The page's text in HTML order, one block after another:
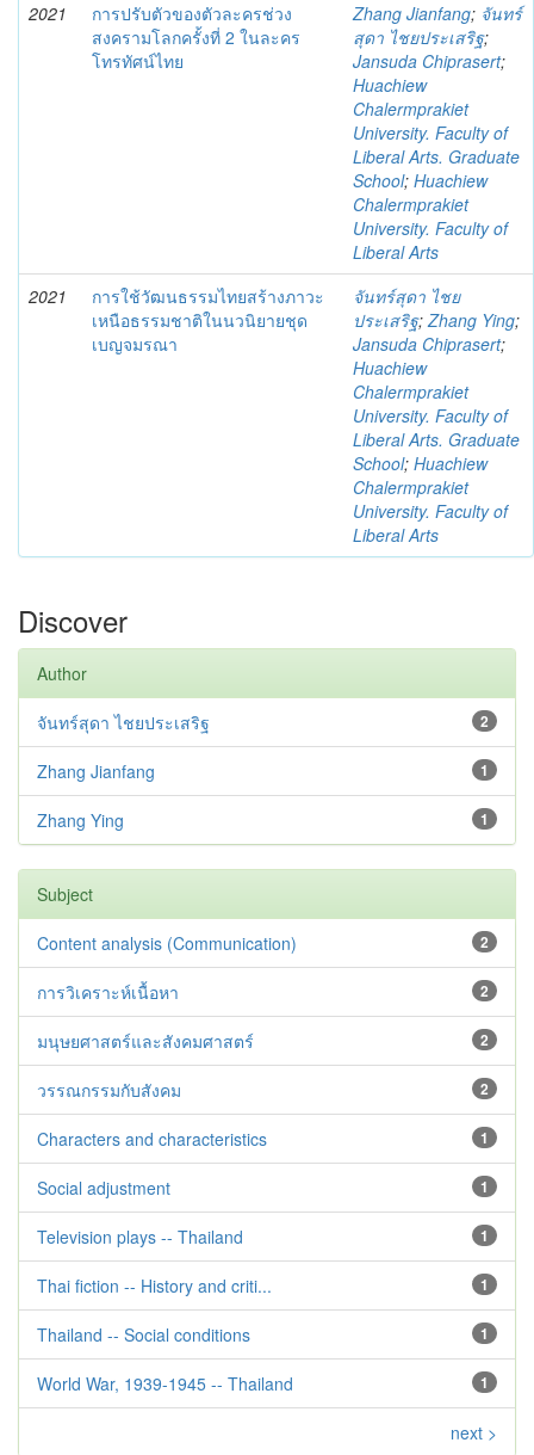
2021
การปรับตัวของตัวละครช่วง
สงครามโลกครั้งที่ 2 ในละคร
โทรทัศน์ไทย
Zhang Jianfang; จันทร์
สุดา ไชยประเสริฐ;
Jansuda Chiprasert;
Huachiew
Chalermprakiet
University. Faculty of
Liberal Arts. Graduate
School; Huachiew
Chalermprakiet
University. Faculty of
Liberal Arts
2021
การใช้วัฒนธรรมไทยสร้างภาวะ
เหนือธรรมชาติในนวนิยายชุด
เบญจมรณา
จันทร์สุดา ไชย
ประเสริฐ;Zhang Ying;
Jansuda Chiprasert;
Huachiew
Chalermprakiet
University. Faculty of
Liberal Arts. Graduate
School; Huachiew
Chalermprakiet
University. Faculty of
Liberal Arts
Discover
Author
2
จันทร์สุดา ไชยประเสริฐ
1
Zhang Jianfang
1
Zhang Ying
Subject
2
Content analysis (Communication)
2
การวิเคราะห์เนื้อหา
2
มนุษยศาสตร์และสังคมศาสตร์
2
วรรณกรรมกับสังคม
1
Characters and characteristics
1
Social adjustment
1
Television plays -- Thailand
1
Thai fiction -- History and criti...
1
Thailand -- Social conditions
1
World War, 1939-1945 -- Thailand
next >